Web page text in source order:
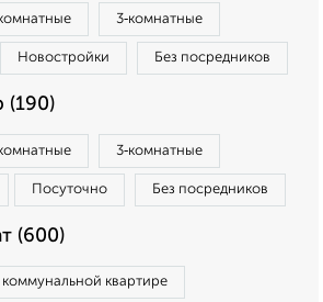
3‑комнатные
Новостройки Без посредников
(190)
3‑комнатные
Посуточно Без посредников
(600)
коммунальной квартире